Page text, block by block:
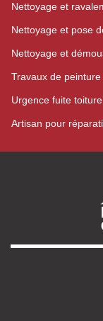
Nettoyage et
Nettoyage et pose
Nettoyage et
Travaux de
Urgence fuite
Artisan pour